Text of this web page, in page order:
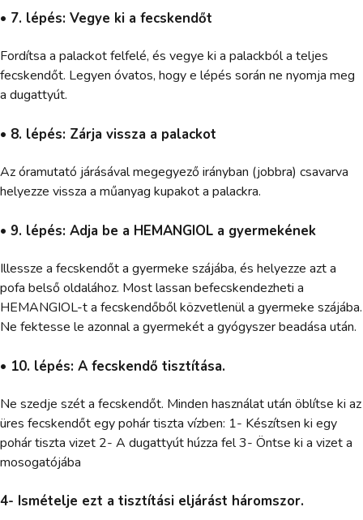
• 7. lépés: Vegye ki a fecskendőt
Fordítsa a palackot felfelé, és vegye ki a palackból a teljes
fecskendőt. Legyen óvatos, hogy e lépés során ne nyomja meg
a dugattyút.
• 8. lépés: Zárja vissza a palackot
Az óramutató járásával megegyező irányban (jobbra) csavarva
helyezze vissza a műanyag kupakot a palackra.
• 9. lépés: Adja be a HEMANGIOL a gyermekének
Illessze a fecskendőt a gyermeke szájába, és helyezze azt a
pofa belső oldalához. Most lassan befecskendezheti a
HEMANGIOL-t a fecskendőből közvetlenül a gyermeke szájába.
Ne fektesse le azonnal a gyermekét a gyógyszer beadása után.
• 10. lépés: A fecskendő tisztítása.
Ne szedje szét a fecskendőt. Minden használat után öblítse ki az
üres fecskendőt egy pohár tiszta vízben: 1- Készítsen ki egy
pohár tiszta vizet 2- A dugattyút húzza fel 3- Öntse ki a vizet a
mosogatójába
4- Ismételje ezt a tisztítási eljárást háromszor.